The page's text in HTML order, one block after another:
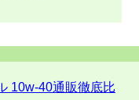
10w-40通販徹底比